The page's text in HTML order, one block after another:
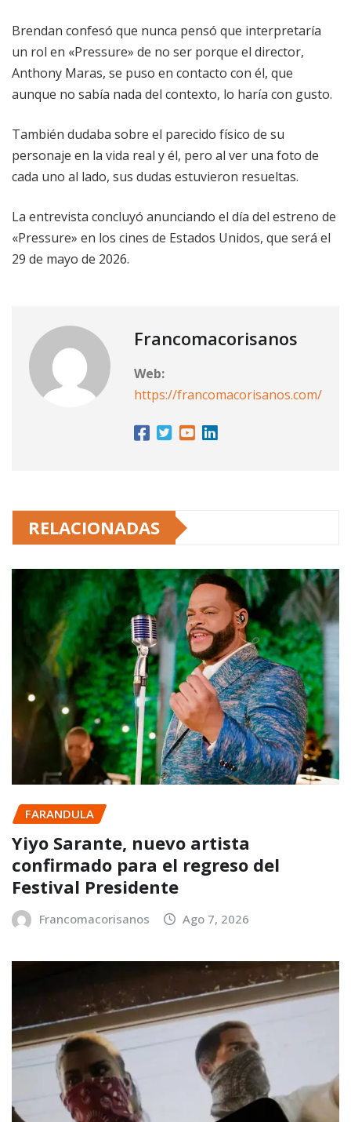
Brendan confesó que nunca pensó que interpretaría
un rol en «Pressure» de no ser porque el director,
Anthony Maras, se puso en contacto con él, que
aunque no sabía nada del contexto, lo haría con gusto.
También dudaba sobre el parecido físico de su
personaje en la vida real y él, pero al ver una foto de
cada uno al lado, sus dudas estuvieron resueltas.
La entrevista concluyó anunciando el día del estreno de
«Pressure» en los cines de Estados Unidos, que será el
29 de mayo de 2026.
Francomacorisanos
Web:
https://francomacorisanos.com/
RELACIONADAS
FARANDULA
Yiyo Sarante, nuevo artista
confirmado para el regreso del
Festival Presidente
Francomacorisanos Ago 7, 2026